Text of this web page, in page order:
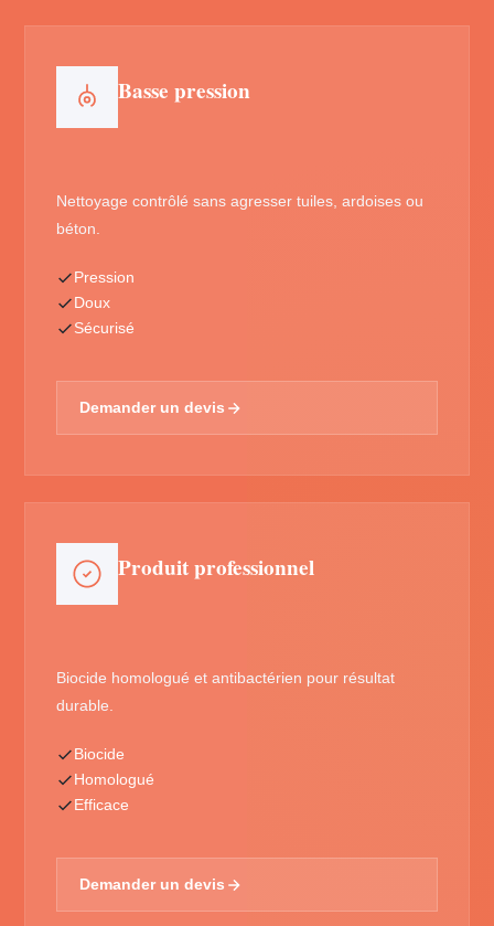
Basse pression
Nettoyage contrôlé sans agresser tuiles, ardoises ou
béton.
Pression
Doux
Sécurisé
Demander un devis
Produit professionnel
Biocide homologué et antibactérien pour résultat
durable.
Biocide
Homologué
Efficace
Demander un devis